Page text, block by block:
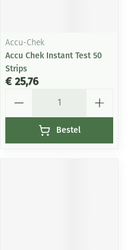
Accu-Chek
Accu Chek Instant Test 50
Strips
€ 25,76
Bestel